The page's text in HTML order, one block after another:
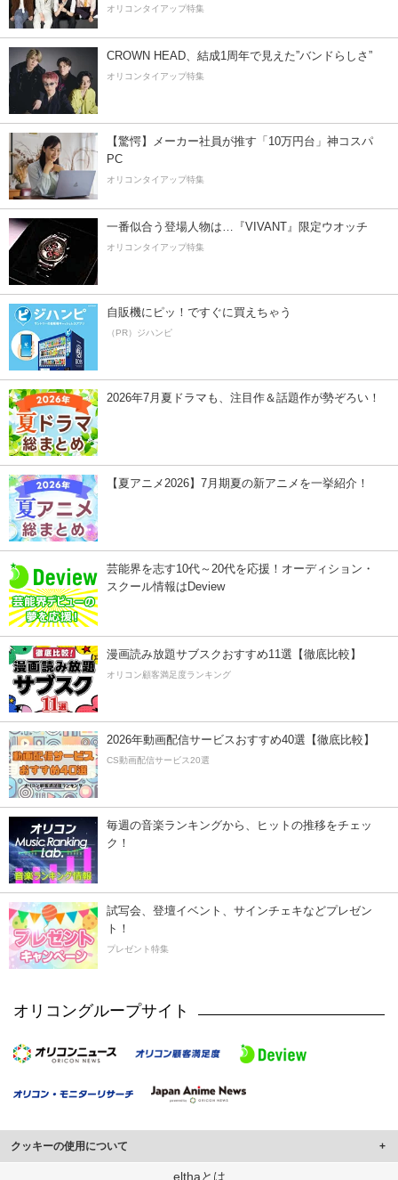
オリコンタイアップ特集
CROWN HEAD、結成1周年で見えた”バンドらしさ”
オリコンタイアップ特集
【驚愕】メーカー社員が推す「10万円台」神コスパ
PC
オリコンタイアップ特集
一番似合う登場人物は…『VIVANT』限定ウオッチ
オリコンタイアップ特集
自販機にピッ！ですぐに買えちゃう
（PR）ジハンピ
2026年7月夏ドラマも、注目作＆話題作が勢ぞろい！
【夏アニメ2026】7月期夏の新アニメを一挙紹介！
芸能界を志す10代～20代を応援！オーディション・
スクール情報はDeview
漫画読み放題サブスクおすすめ11選【徹底比較】
オリコン顧客満足度ランキング
2026年動画配信サービスおすすめ40選【徹底比較】
CS動画配信サービス20選
毎週の音楽ランキングから、ヒットの推移をチェッ
ク！
試写会、登壇イベント、サインチェキなどプレゼン
ト！
プレゼント特集
オリコングループサイト
クッキーの使用について
このサイトでは Cookie を使用して、ユーザーに合わせたコンテンツや広告の
elthaとは